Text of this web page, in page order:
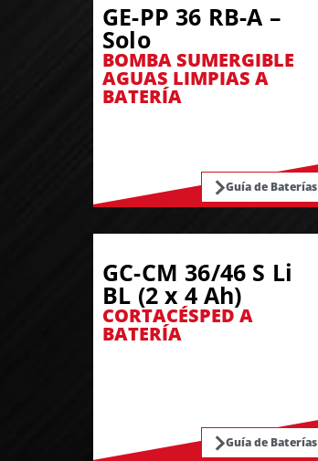
GE-PP 36 RB-A –
Solo
BOMBA SUMERGIBLE
AGUAS LIMPIAS A
BATERÍA
Guía de Baterías
GC-CM 36/46 S Li
BL (2 x 4 Ah)
CORTACÉSPED A
BATERÍA
Guía de Baterías